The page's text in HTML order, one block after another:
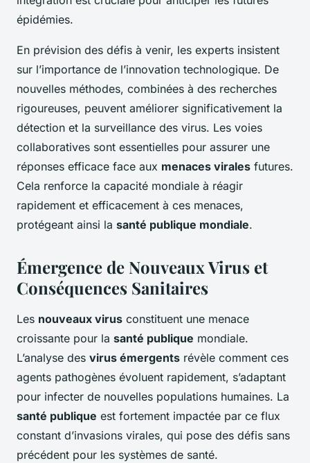
épidémies.
En prévision des défis à venir, les experts insistent
sur l’importance de l’innovation technologique. De
nouvelles méthodes, combinées à des recherches
rigoureuses, peuvent améliorer significativement la
détection et la surveillance des virus. Les voies
collaboratives sont essentielles pour assurer une
réponses efficace face aux menaces virales futures.
Cela renforce la capacité mondiale à réagir
rapidement et efficacement à ces menaces,
protégeant ainsi la santé publique mondiale.
Émergence de Nouveaux Virus et
Conséquences Sanitaires
Les nouveaux virus constituent une menace
croissante pour la santé publique mondiale.
L’analyse des virus émergents révèle comment ces
agents pathogènes évoluent rapidement, s’adaptant
pour infecter de nouvelles populations humaines. La
santé publique est fortement impactée par ce flux
constant d’invasions virales, qui pose des défis sans
précédent pour les systèmes de santé.